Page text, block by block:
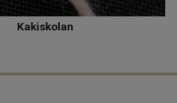
Kakiskolan